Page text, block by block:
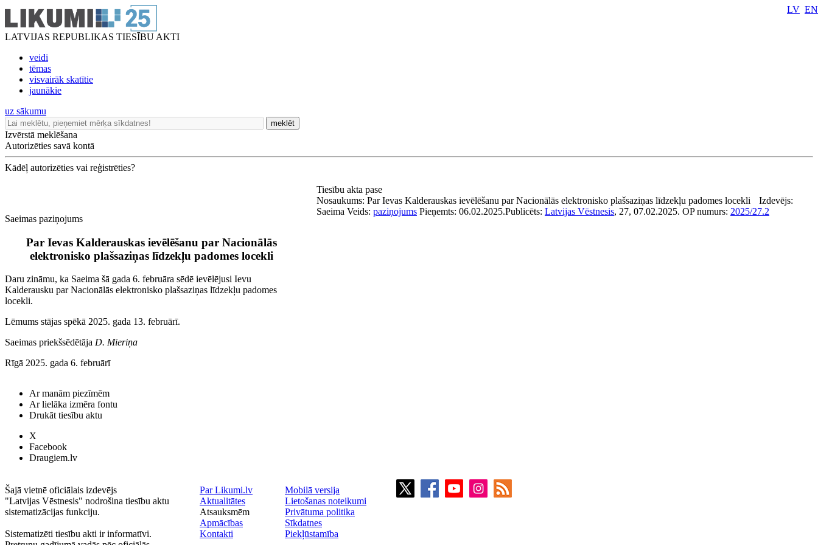
LATVIJAS REPUBLIKAS TIESĪBU AKTI
veidi
tēmas
visvairāk skatītie
jaunākie
LV EN
uz sākumu
meklēt
Izvērstā meklēšana
Autorizēties savā kontā
Kādēļ autorizēties vai reģistrēties?
Saeimas paziņojums
Par Ievas Kalderauskas ievēlēšanu par Nacionālās
elektronisko plašsaziņas līdzekļu padomes locekli
Daru zināmu, ka Saeima šā gada 6. februāra sēdē ievēlējusi Ievu
Kalderausku par Nacionālās elektronisko plašsaziņas līdzekļu padomes
locekli.
Lēmums stājas spēkā 2025. gada 13. februārī.
Saeimas priekšsēdētāja D. Mieriņa
Rīgā 2025. gada 6. februārī
Tiesību akta pase
Nosaukums: Par Ievas Kalderauskas ievēlēšanu par Nacionālās elektronisko plašsaziņas līdzekļu padomes locekli
Izdevējs:
Saeima Veids: paziņojums Pieņemts: 06.02.2025.Publicēts: Latvijas Vēstnesis, 27, 07.02.2025. OP numurs: 2025/27.2
Ar manām piezīmēm
Ar lielāka izmēra fontu
Drukāt tiesību aktu
X
Facebook
Draugiem.lv
Šajā vietnē oficiālais izdevējs
"Latvijas Vēstnesis" nodrošina tiesību aktu
sistematizācijas funkciju.
Sistematizēti tiesību akti ir informatīvi.
Par Likumi.lv
Aktualitātes
Atsauksmēm
Apmācības
Kontakti
Mobilā versija
Lietošanas noteikumi
Privātuma politika
Sīkdatnes
Piekļūstamība